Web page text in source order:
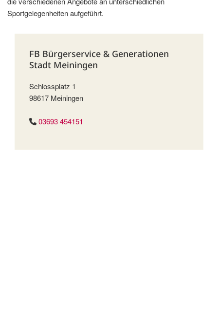
Sportgelegenheiten aufgeführt.
FB Bürgerservice & Generationen
Stadt Meiningen
Schlossplatz 1
98617 Meiningen
03693 454151